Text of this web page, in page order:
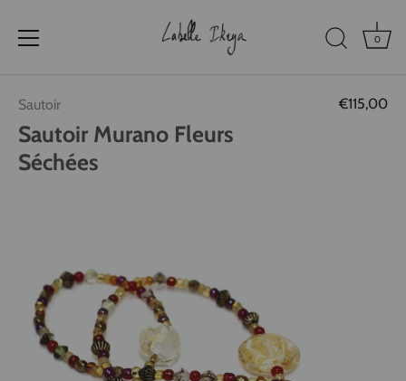
contenu
0
Sautoir €115,00
Sautoir Murano Fleurs
Séchées